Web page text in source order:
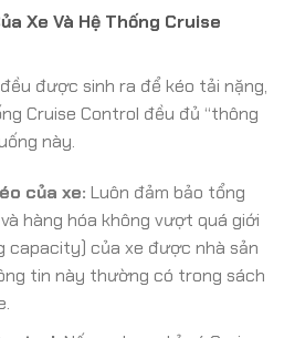
Xe Và Hệ Thống Cruise
được sinh ra để kéo tải nặng,
Cruise Control đều đủ “thông
này.
của xe: Luôn đảm bảo tổng
hàng hóa không vượt quá giới
capacity) của xe được nhà sản
tin này thường có trong sách